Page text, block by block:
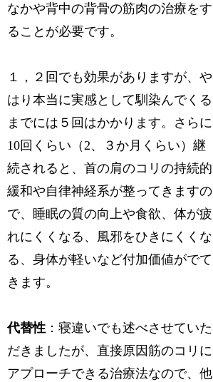
なかや背中の背骨の筋肉の治療をす
ることが必要です。
１，２回でも効果がありますが、や
はり本当に実感として馴染んでくる
までには５回はかかります。さらに
10回くらい（2、３か月くらい）継
続されると、首の肩のコリの持続的
緩和や自律神経系が整ってきますの
で、睡眠の質の向上や食欲、体が疲
れにくくなる、風邪をひきにくくな
る、身体が軽いなど付加価値がでて
きます。
代替性 ：寝違いでも述べさせていた
だきましたが、直接原因筋のコリに
アプローチできる治療法なので、他